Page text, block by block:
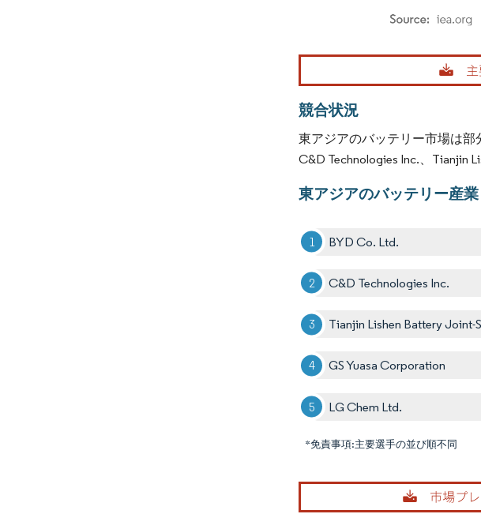
画像 © Mordor Intelligence。再利用には
競合状況
東アジアのバッテリー市場は部
C&D Technologies Inc.、Tianjin
東アジアのバッテリー産
BYD Co. Ltd.
C&D Technologies Inc.
Tianjin Lishen Battery Joint-
GS Yuasa Corporation
LG Chem Ltd.
*免責事項:主要選手の並び順不同